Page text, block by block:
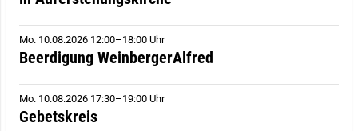
Mo. 10.08.2026 12:00–18:00 Uhr
Beerdigung WeinbergerAlfred
Mo. 10.08.2026 17:30–19:00 Uhr
Gebetskreis